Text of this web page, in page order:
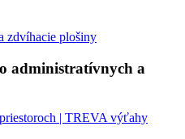
zdvíhacie plošiny
administratívnych a